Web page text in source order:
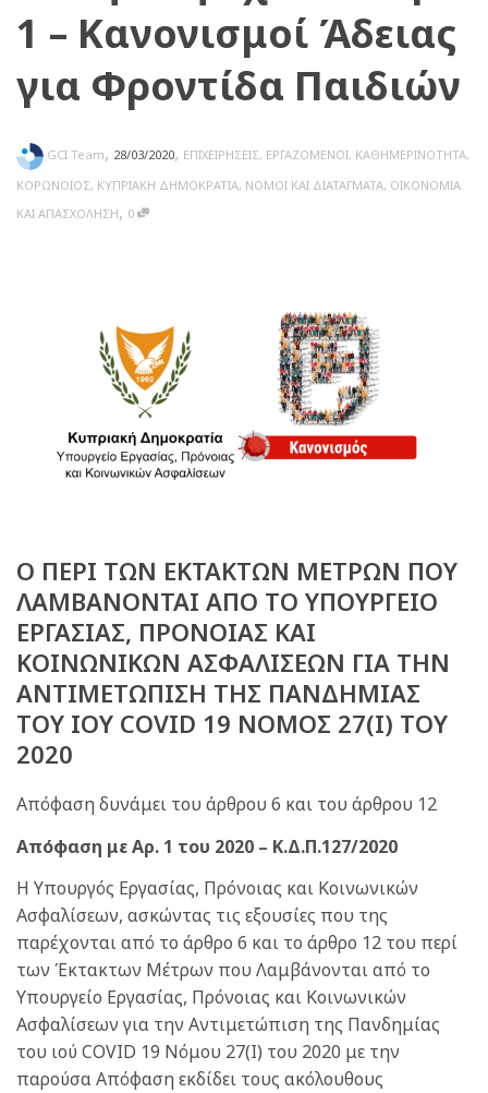
1 – Κανονισμοί Άδειας
για Φροντίδα Παιδιών
GCI Team, 28/03/2020, ΕΠΙΧΕΙΡΗΣΕΙΣ, ΕΡΓΑΖΟΜΕΝΟΙ, ΚΑΘΗΜΕΡΙΝΟΤΗΤΑ,
ΚΟΡΩΝΟΪΟΣ, ΚΥΠΡΙΑΚΗ ΔΗΜΟΚΡΑΤΙΑ, ΝΟΜΟΙ ΚΑΙ ΔΙΑΤΑΓΜΑΤΑ, ΟΙΚΟΝΟΜΙΑ
ΚΑΙ ΑΠΑΣΧΟΛΗΣΗ, 0
Ο ΠΕΡΙ ΤΩΝ ΕΚΤΑΚΤΩΝ ΜΕΤΡΩΝ ΠΟΥ
ΛΑΜΒΑΝΟΝΤΑΙ ΑΠΟ ΤΟ ΥΠΟΥΡΓΕΙΟ
ΕΡΓΑΣΙΑΣ, ΠΡΟΝΟΙΑΣ ΚΑΙ
ΚΟΙΝΩΝΙΚΩΝ ΑΣΦΑΛΙΣΕΩΝ ΓΙΑ ΤΗΝ
ΑΝΤΙΜΕΤΩΠΙΣΗ ΤΗΣ ΠΑΝΔΗΜΙΑΣ
ΤΟΥ ΙΟΥ COVID 19 ΝΟΜΟΣ 27(Ι) ΤΟΥ
2020
Απόφαση δυνάμει του άρθρου 6 και του άρθρου 12
Απόφαση με Αρ. 1 του 2020 – Κ.Δ.Π.127/2020
Η Υπουργός Εργασίας, Πρόνοιας και Κοινωνικών
Ασφαλίσεων, ασκώντας τις εξουσίες που της
παρέχονται από το άρθρο 6 και το άρθρο 12 του περί
των Έκτακτων Μέτρων που Λαμβάνονται από το
Υπουργείο Εργασίας, Πρόνοιας και Κοινωνικών
Ασφαλίσεων για την Αντιμετώπιση της Πανδημίας
του ιού COVID 19 Νόμου 27(Ι) του 2020 με την
παρούσα Απόφαση εκδίδει τους ακόλουθους